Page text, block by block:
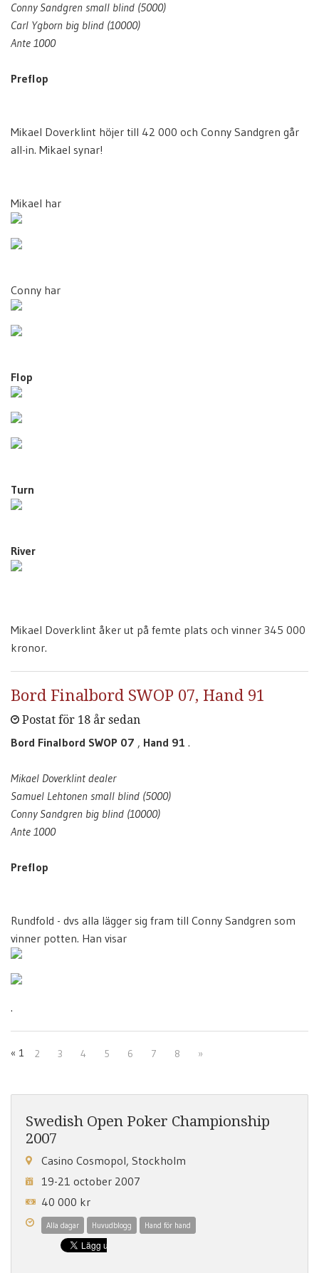
Conny Sandgren small blind (5000)
Carl Ygborn big blind (10000)
Ante 1000
Preflop
Mikael Doverklint höjer till 42 000 och Conny Sandgren går
all-in. Mikael synar!
Mikael har
Conny har
Flop
Turn
River
Mikael Doverklint åker ut på femte plats och vinner 345 000
kronor.
Bord Finalbord SWOP 07, Hand 91
Postat för 18 år sedan
Bord Finalbord SWOP 07 , Hand 91 .
Mikael Doverklint dealer
Samuel Lehtonen small blind (5000)
Conny Sandgren big blind (10000)
Ante 1000
Preflop
Rundfold - dvs alla lägger sig fram till Conny Sandgren som
vinner potten. Han visar
.
« 1 2 3 4 5 6 7 8 »
Swedish Open Poker Championship
2007
Casino Cosmopol, Stockholm
19-21 october 2007
40 000 kr
Alla dagar Huvudblogg Hand för hand